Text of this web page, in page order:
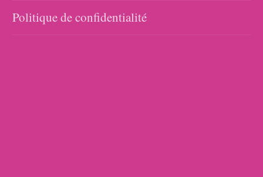
Politique de confidentialité